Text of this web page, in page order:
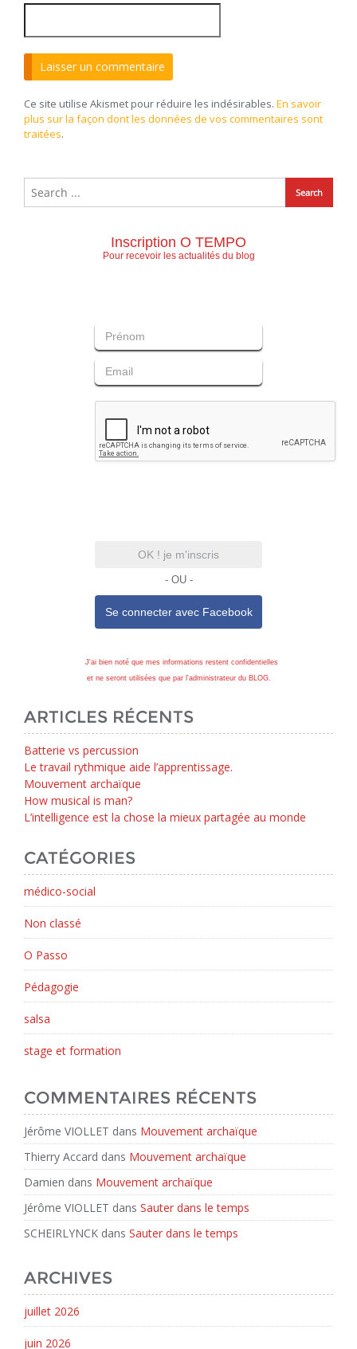
Ce site utilise Akismet pour réduire les indésirables. En savoir
plus sur la façon dont les données de vos commentaires sont
traitées.
Inscription O TEMPO
Pour recevoir les actualités du blog
OK ! je m'inscris
- OU -
Se connecter avec Facebook
J'ai bien noté que mes informations restent confidentielles
et ne seront utilisées que par l'administrateur du BLOG.
ARTICLES RÉCENTS
Batterie vs percussion
Le travail rythmique aide l’apprentissage.
Mouvement archaïque
How musical is man?
L’intelligence est la chose la mieux partagée au monde
CATÉGORIES
médico-social
Non classé
O Passo
Pédagogie
salsa
stage et formation
COMMENTAIRES RÉCENTS
Jérôme VIOLLET dans Mouvement archaïque
Thierry Accard dans Mouvement archaïque
Damien dans Mouvement archaïque
Jérôme VIOLLET dans Sauter dans le temps
SCHEIRLYNCK dans Sauter dans le temps
ARCHIVES
juillet 2026
juin 2026